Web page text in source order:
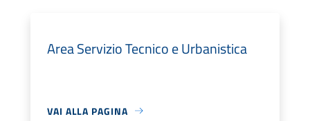
Area Servizio Tecnico e Urbanistica
VAI ALLA PAGINA